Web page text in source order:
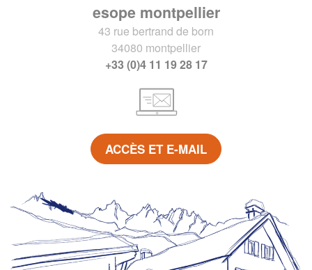
esope montpellier
43 rue bertrand de born
34080 montpellier
+33 (0)4 11 19 28 17
ACCÈS ET E-MAIL